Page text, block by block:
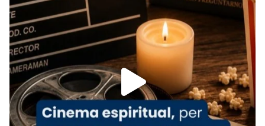
www.vaticannews.va/es/iglesia/news/2026-
07/carmina-historia-depresion-papa-viaje-
espana-testimoni...
Foto
View on Facebook · Share
Arquebisbat de Barcelona
1 week ago